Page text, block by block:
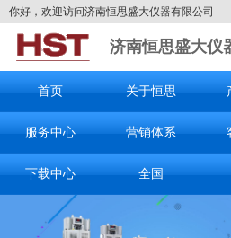
你好，欢迎访问济南恒思盛大仪器有限公司
济南恒思盛大仪
首页 关于恒思
服务中心 营销体系
下载中心 全国